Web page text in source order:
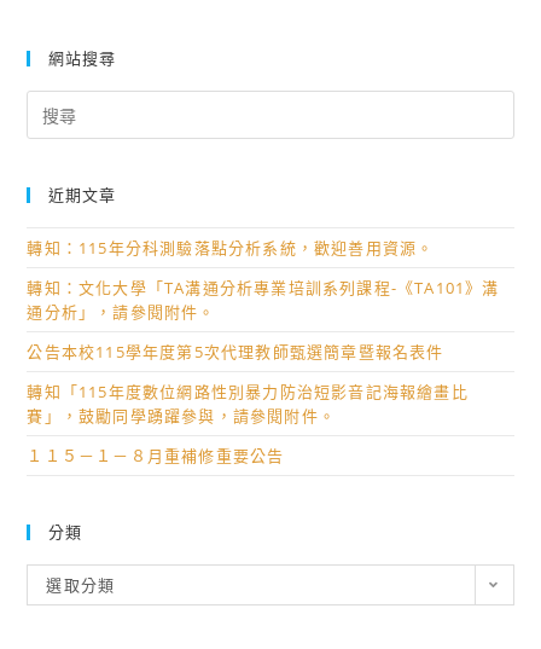
網站搜尋
for:
近期文章
轉知：115年分科測驗落點分析系統，歡迎善用資源。
轉知：文化大學「TA溝通分析專業培訓系列課程-《TA101》溝
通分析」，請參閱附件。
公告本校115學年度第5次代理教師甄選簡章暨報名表件
轉知「115年度數位網路性別暴力防治短影音記海報繪畫比
賽」，鼓勵同學踴躍參與，請參閱附件。
１１５－１－８月重補修重要公告
分類
類
選取分類